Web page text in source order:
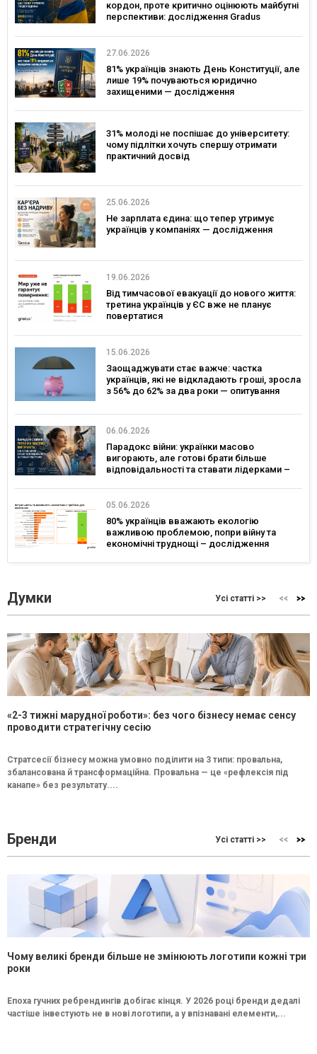
кордон, проте критично оцінюють майбутні
перспективи: дослідження Gradus
27.06.2026
81% українців знають День Конституції, але
лише 19% почуваються юридично
захищеними — дослідження
31% молоді не поспішає до університету:
чому підлітки хочуть спершу отримати
практичний досвід
25.06.2026
Не зарплата єдина: що тепер утримує
українців у компаніях — дослідження
19.06.2026
Від тимчасової евакуації до нового життя:
третина українців у ЄС вже не планує
повертатися
15.06.2026
Заощаджувати стає важче: частка
українців, які не відкладають гроші, зросла
з 56% до 62% за два роки — опитування
06.06.2026
Парадокс війни: українки масово
вигорають, але готові брати більше
відповідальності та ставати лідерками –
05.06.2026
80% українців вважають екологію
важливою проблемою, попри війну та
економічні труднощі – дослідження
Думки Усі статті >>
«2-3 тижні марудної роботи»: без чого бізнесу немає сенсу
проводити стратегічну сесію
Стратсесії бізнесу можна умовно поділити на 3 типи: провальна,
збалансована й трансформаційна. Провальна — це «рефлексія під
канапе» без результату....
Бренди Усі статті >>
Чому великі бренди більше не змінюють логотипи кожні три
роки
Епоха гучних ребрендингів добігає кінця. У 2026 році бренди дедалі
частіше інвестують не в нові логотипи, а у впізнавані елементи,...